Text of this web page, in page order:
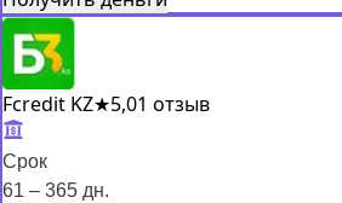
Fcredit KZ★5,01 отзыв
Срок
61 – 365 дн.